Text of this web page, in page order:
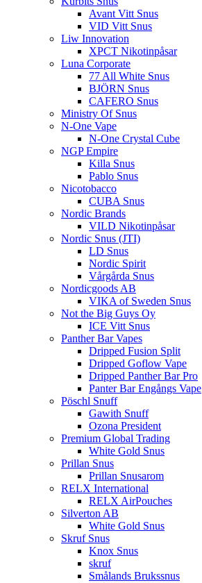
Avant Vitt Snus
VID Vitt Snus
Liw Innovation
XPCT Nikotinpåsar
Luna Corporate
77 All White Snus
BJÖRN Snus
CAFERO Snus
Ministry Of Snus
N-One Vape
N-One Crystal Cube
NGP Empire
Killa Snus
Pablo Snus
Nicotobacco
CUBA Snus
Nordic Brands
VILD Nikotinpåsar
Nordic Snus (JTI)
LD Snus
Nordic Spirit
Vårgårda Snus
Nordicgoods AB
VIKA of Sweden Snus
Not the Big Guys Oy
ICE Vitt Snus
Panther Bar Vapes
Dripped Fusion Split
Dripped Goflow Vape
Dripped Panther Bar Pro
Panter Bar Engångs Vape
Pöschl Snuff
Gawith Snuff
Ozona President
Premium Global Trading
White Gold Snus
Prillan Snus
Prillan Snusarom
RELX International
RELX AirPouches
Silverton AB
White Gold Snus
Skruf Snus
Knox Snus
skruf
Smålands Brukssnus